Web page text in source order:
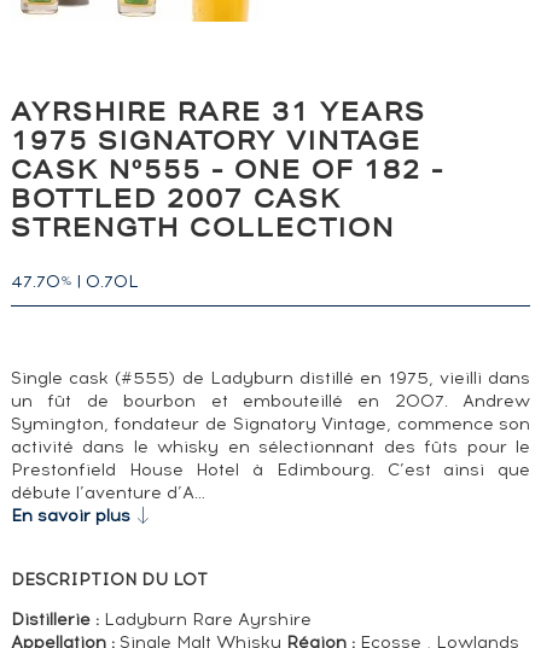
AYRSHIRE RARE 31 YEARS
1975 SIGNATORY VINTAGE
CASK N°555 - ONE OF 182 -
BOTTLED 2007 CASK
STRENGTH COLLECTION
47.70% | 0.70L
Single cask (#555) de Ladyburn distillé en 1975, vieilli dans
un fût de bourbon et embouteillé en 2007. Andrew
Symington, fondateur de Signatory Vintage, commence son
activité dans le whisky en sélectionnant des fûts pour le
Prestonfield House Hotel à Edimbourg. C’est ainsi que
débute l’aventure d’A…
En savoir plus
DESCRIPTION DU LOT
Distillerie :Ladyburn Rare Ayrshire
Appellation :Single Malt Whisky Région : Ecosse , Lowlands